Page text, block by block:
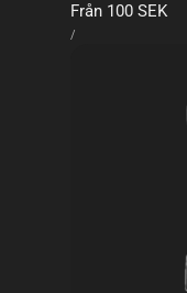
Ordinarie
pris
Från 100 SEK
ENHETSPRIS
/